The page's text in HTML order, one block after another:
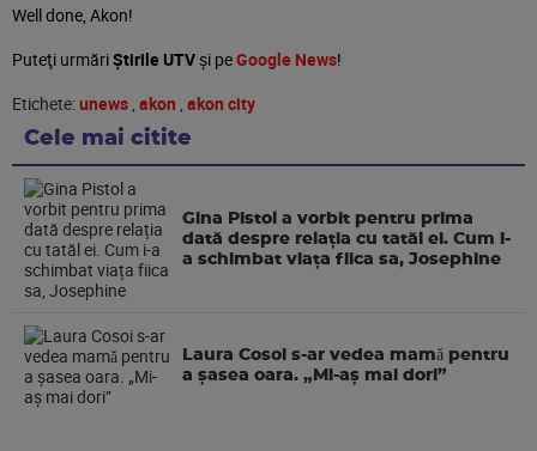
Well done, Akon!
Puteţi urmăriȘtirile UTVşi peGoogle News!
Etichete:unews , akon , akon city
Cele mai citite
Gina Pistol a vorbit pentru prima
dată despre relația cu tatăl ei. Cum i-
a schimbat viața fiica sa, Josephine
Laura Cosoi s-ar vedea mamǎ pentru
a şasea oara. „Mi-aș mai dori”